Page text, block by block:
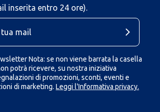
inserita entro 24 ore).
Nota: se non viene barrata la casella
potrà ricevere, su nostra iniziativa
di promozioni, sconti, eventi e
di marketing. Leggi l'Informativa privacy.